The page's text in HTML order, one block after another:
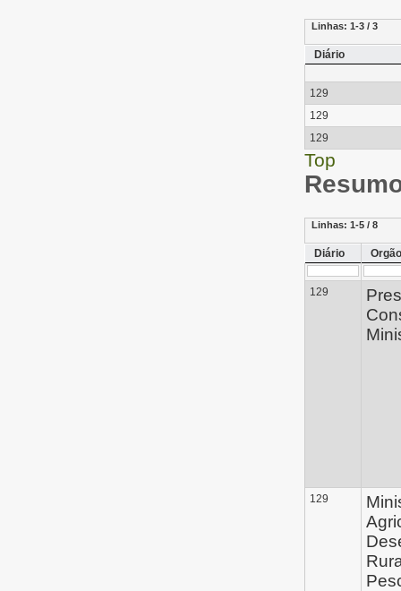
Linhas: 1-3 / 3
Diário
129
129
129
Top
Linhas: 1-5 / 8
Diário Orgão
129
129